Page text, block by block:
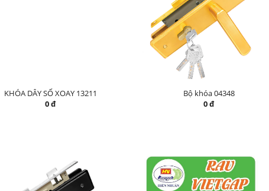
KHÓA DÂY SỐ XOAY 13211
0 đ
Bộ khóa 04348
0 đ